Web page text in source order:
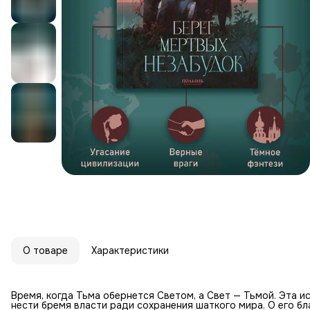
О товаре Характеристики
Время, когда Тьма обернется Светом, а Свет — Тьмой. Эта
нести бремя власти ради сохранения шаткого мира. О его